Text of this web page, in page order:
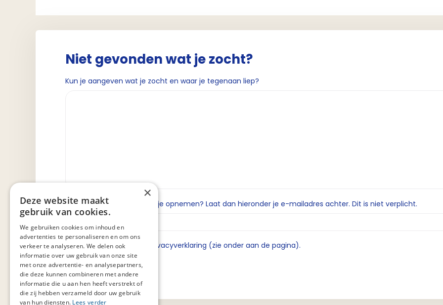
Niet gevonden wat je zocht?
Kun je aangeven wat je zocht en waar je tegenaan liep?
Wil je dat we contact met je opnemen? Laat dan hieronder je e-mailadres achter. Dit is niet verplicht.
Ik ga akkoord met de privacyverklaring (zie onder aan de pagina).
×
Deze website maakt
gebruik van cookies.
We gebruiken cookies om inhoud en
advertenties te personaliseren en om ons
verkeer te analyseren. We delen ook
informatie over uw gebruik van onze site
met onze advertentie- en analysepartners,
die deze kunnen combineren met andere
informatie die u aan hen heeft verstrekt of
die zij hebben verzameld door uw gebruik
van hun diensten. Lees verder